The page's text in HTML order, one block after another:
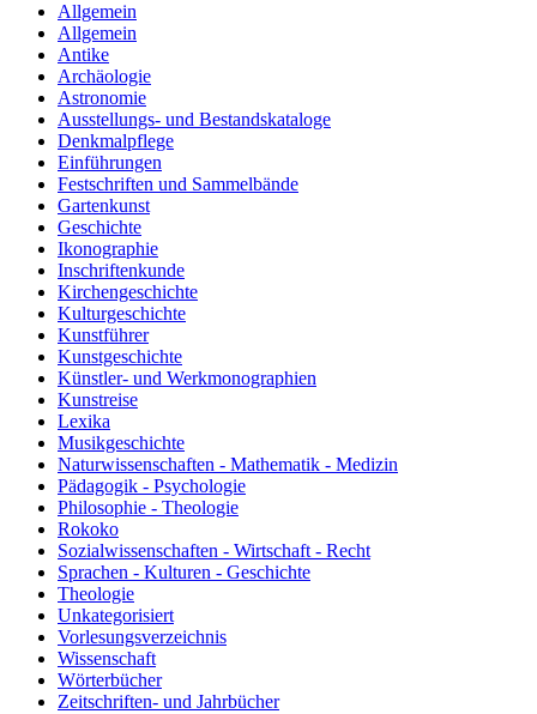
Allgemein
Allgemein
Antike
Archäologie
Astronomie
Ausstellungs- und Bestandskataloge
Denkmalpflege
Einführungen
Festschriften und Sammelbände
Gartenkunst
Geschichte
Ikonographie
Inschriftenkunde
Kirchengeschichte
Kulturgeschichte
Kunstführer
Kunstgeschichte
Künstler- und Werkmonographien
Kunstreise
Lexika
Musikgeschichte
Naturwissenschaften - Mathematik - Medizin
Pädagogik - Psychologie
Philosophie - Theologie
Rokoko
Sozialwissenschaften - Wirtschaft - Recht
Sprachen - Kulturen - Geschichte
Theologie
Unkategorisiert
Vorlesungsverzeichnis
Wissenschaft
Wörterbücher
Zeitschriften- und Jahrbücher